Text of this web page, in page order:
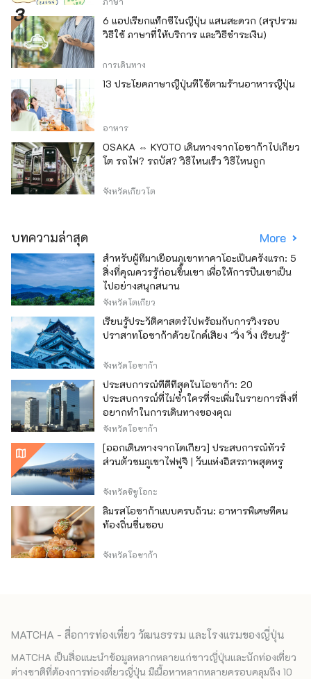
6 แอปเรียกแท็กซี่ในญี่ปุ่น แสนสะดวก (สรุปรวม
วิธีใช้ ภาษาที่ให้บริการ และวิธีชำระเงิน)
การเดินทาง
13 ประโยคภาษาญี่ปุ่นที่ใช้ตามร้านอาหารญี่ปุ่น
อาหาร
OSAKA ⇔ KYOTO เดินทางจากโอซาก้าไปเกียว
โต รถไฟ? รถบัส? วิธีไหนเร็ว วิธีไหนถูก
จังหวัดเกียวโต
บทความล่าสุด More
สำหรับผู้ที่มาเยือนภูเขาทาคาโอะเป็นครั้งแรก: 5
สิ่งที่คุณควรรู้ก่อนขึ้นเขา เพื่อให้การปีนเขาเป็น
ไปอย่างสนุกสนาน
จังหวัดโตเกียว
เรียนรู้ประวัติศาสตร์ไปพร้อมกับการวิ่งรอบ
ปราสาทโอซาก้าด้วยไกด์เสียง "วิ่ง วิ่ง เรียนรู้"
จังหวัดโอซาก้า
ประสบการณ์ที่ดีที่สุดในโอซาก้า: 20
ประสบการณ์ที่ไม่ซ้ำใครที่จะเพิ่มในรายการสิ่งที่
อยากทำในการเดินทางของคุณ
จังหวัดโอซาก้า
[ออกเดินทางจากโตเกียว] ประสบการณ์ทัวร์
ส่วนตัวชมภูเขาไฟฟูจิ | วันแห่งอิสรภาพสุดหรู
จังหวัดชิซูโอกะ
ลิ้มรสโอซาก้าแบบครบถ้วน: อาหารพิเศษที่คน
ท้องถิ่นชื่นชอบ
จังหวัดโอซาก้า
MATCHA - สื่อการท่องเที่ยว วัฒนธรรม และโรงแรมของญี่ปุ่น
MATCHA เป็นสื่อแนะนำข้อมูลหลากหลายแก่ชาวญี่ปุ่นและนักท่องเที่ยว
ต่างชาติที่ต้องการท่องเที่ยวญี่ปุ่น มีเนื้อหาหลากหลายครอบคลุมถึง 10